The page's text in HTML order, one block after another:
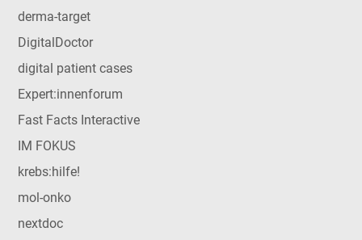
derma-target
DigitalDoctor
digital patient cases
Expert:innenforum
Fast Facts Interactive
IM FOKUS
krebs:hilfe!
mol-onko
nextdoc